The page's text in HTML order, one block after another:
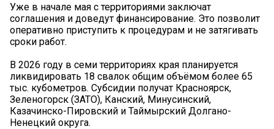
Уже в начале мая с территориями заключат
соглашения и доведут финансирование. Это позволит
оперативно приступить к процедурам и не затягивать
сроки работ.
В 2026 году в семи территориях края планируется
ликвидировать 18 свалок общим объёмом более 65
тыс. кубометров. Субсидии получат Красноярск,
Зеленогорск (ЗАТО), Канский, Минусинский,
Казачинско-Пировский и Таймырский Долгано-
Ненецкий округа.